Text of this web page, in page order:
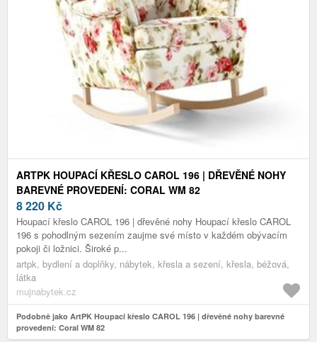
ARTPK HOUPACÍ KŘESLO CAROL 196 | DŘEVĚNÉ NOHY
BAREVNÉ PROVEDENÍ: CORAL WM 82
8 220 Kč
Houpací křeslo CAROL 196 | dřevěné nohy Houpací křeslo CAROL
196 s pohodlným sezením zaujme své místo v každém obývacím
pokoji či ložnici. Široké p...
artpk, bydlení a doplňky, nábytek, křesla a sezení, křesla, béžová,
látka
mujnabytek.cz
Podobně jako ArtPK Houpací křeslo CAROL 196 | dřevěné nohy barevné
provedení: Coral WM 82